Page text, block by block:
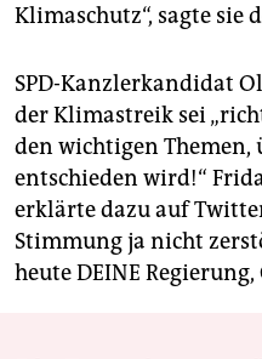
Klimaschutz“, sagte sie
SPD-Kanzlerkandidat
der Klimastreik sei
den wichtigen Themen,
entschieden wird!“
erklärte dazu auf
Stimmung ja nicht
heute DEINE Regierung,